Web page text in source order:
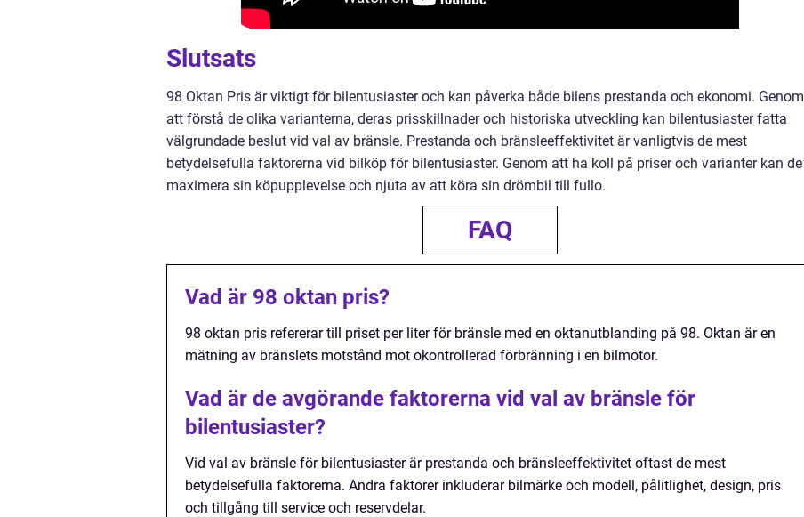
Slutsats
98 Oktan Pris är viktigt för bilentusiaster och kan påverka både bilens prestanda och ekonomi. Genom
att förstå de olika varianterna, deras prisskillnader och historiska utveckling kan bilentusiaster fatta
välgrundade beslut vid val av bränsle. Prestanda och bränsleeffektivitet är vanligtvis de mest
betydelsefulla faktorerna vid bilköp för bilentusiaster. Genom att ha koll på priser och varianter kan de
maximera sin köpupplevelse och njuta av att köra sin drömbil till fullo.
FAQ
Vad är 98 oktan pris?
98 oktan pris refererar till priset per liter för bränsle med en oktanutblanding på 98. Oktan är en
mätning av bränslets motstånd mot okontrollerad förbränning i en bilmotor.
Vad är de avgörande faktorerna vid val av bränsle för
bilentusiaster?
Vid val av bränsle för bilentusiaster är prestanda och bränsleeffektivitet oftast de mest
betydelsefulla faktorerna. Andra faktorer inkluderar bilmärke och modell, pålitlighet, design, pris
och tillgång till service och reservdelar.